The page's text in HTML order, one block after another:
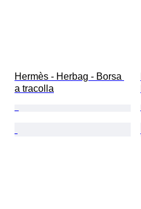
Hermès - Herbag - Borsa
a tracolla